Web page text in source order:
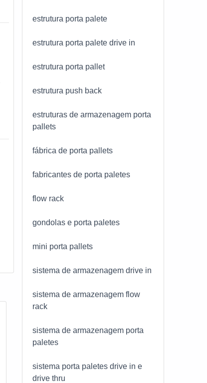
estrutura porta palete
estrutura porta palete drive in
estrutura porta pallet
estrutura push back
estruturas de armazenagem porta
pallets
fábrica de porta pallets
fabricantes de porta paletes
flow rack
gondolas e porta paletes
mini porta pallets
sistema de armazenagem drive in
sistema de armazenagem flow
rack
sistema de armazenagem porta
paletes
sistema porta paletes drive in e
drive thru